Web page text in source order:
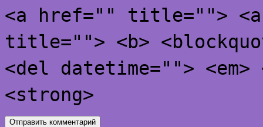
<a href="" title="">
title=""> <b>
<del datetime="">
<strong>